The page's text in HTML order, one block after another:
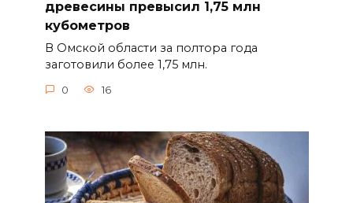
древесины превысил 1,75 млн
кубометров
В Омской области за полтора года
заготовили более 1,75 млн.
0 16